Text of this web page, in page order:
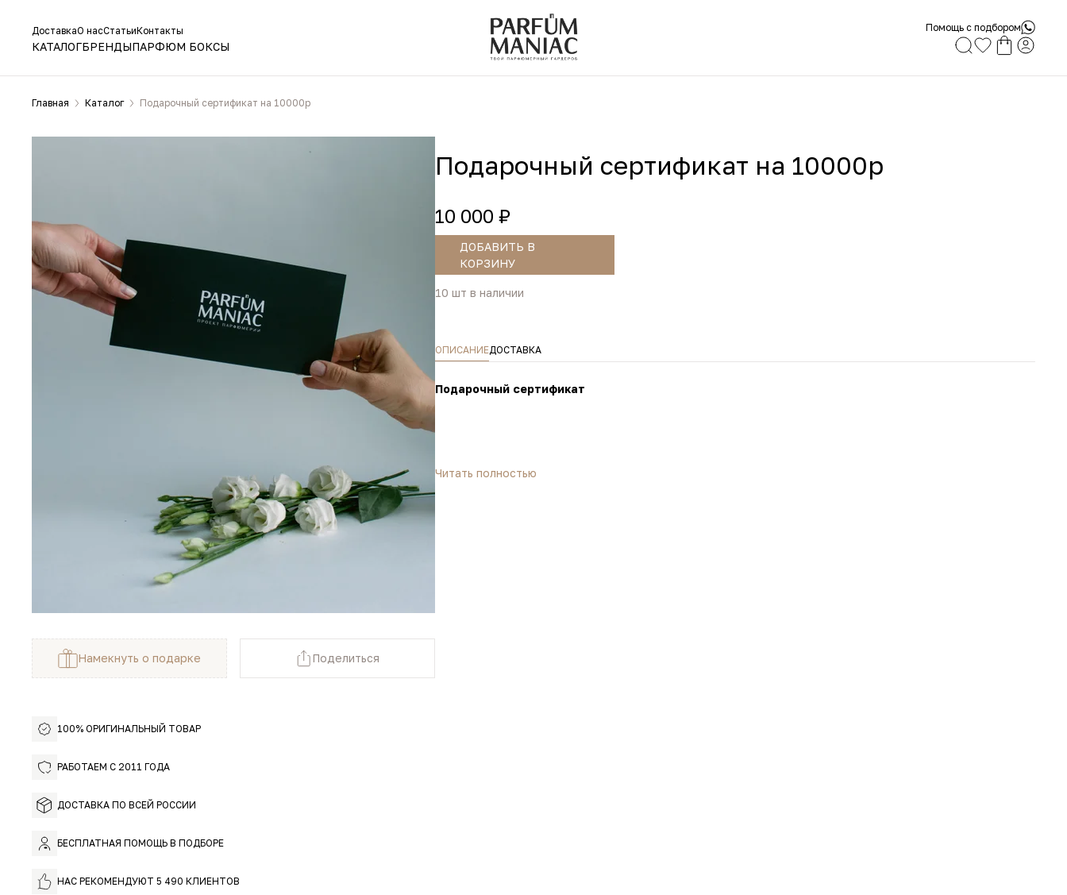
ДоставкаО насСтатьиКонтакты
КАТАЛОГБРЕНДЫПАРФЮМ БОКСЫ
Помощь с подбором
Главная Каталог Подарочный сертификат на 10000р
Намекнуть о подарке Поделиться
100% ОРИГИНАЛЬНЫЙ ТОВАР
РАБОТАЕМ С 2011 ГОДА
ДОСТАВКА ПО ВСЕЙ РОССИИ
БЕСПЛАТНАЯ ПОМОЩЬ В ПОДБОРЕ
НАС РЕКОМЕНДУЮТ 5 490 КЛИЕНТОВ
Подарочный сертификат на 10000р
10 000 ₽
ДОБАВИТЬ В
КОРЗИНУ
10 шт в наличии
ОПИСАНИЕДОСТАВКА
Подарочный сертификат
Читать полностью